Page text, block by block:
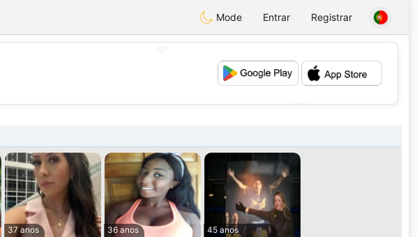
Mode Entrar Registrar
37 anos
36 anos
45 anos